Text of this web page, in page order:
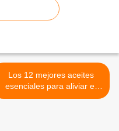
Los 12 mejores aceites
esenciales para aliviar el
dolor neuropático >